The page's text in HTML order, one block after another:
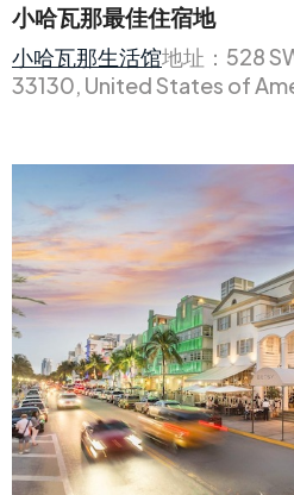
小哈瓦那最佳住宿地
小哈瓦那生活馆地址：528
33130, United States of